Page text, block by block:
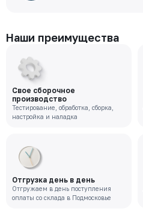
Наши преимущества
Свое сборочное
производство
Тестирование, обработка, сборка,
настройка и наладка
Отгрузка день в день
Отгружаем в день поступления
оплаты со склада в Подмосковье